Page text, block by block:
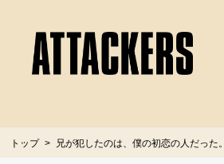
トップ 兄が犯したのは、僕の初恋の人だった。